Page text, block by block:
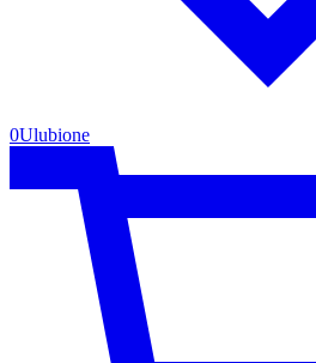
0Ulubione